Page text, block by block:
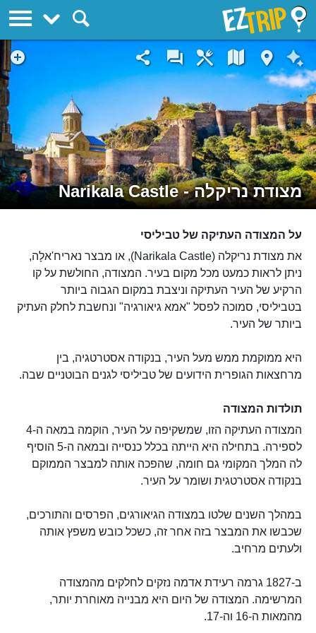
מצודת נריקלה - Narikala Castle
על המצודה העתיקה של טביליסי
את מצודת נריקלה (Narikala Castle), או מבצר נאריח'אלָה,
ניתן לראות כמעט מכל מקום בעיר. המצודה, החולשת על קו
הרקיע של העיר העתיקה וניצבת במקום הגבוה ביותר
בטביליסי, סמוכה לפסל "אמא גיאורגיה" ונחשבת לחלק העתיק
ביותר של העיר.
היא ממוקמת ממש מעל העיר, בנקודה אסטרטגיה, בין
מרחצאות הגופרית הידועים של טביליסי לגנים הבוטניים שבה.
תולדות המצודה
המצודה העתיקה הזו, שמשקיפה על העיר, הוקמה במאה ה-4
לספירה. בתחילה היא הייתה בכלל כנסייה ובמאה ה-5 הוסיף
לה המלך המקומי גם חומה, שהפכה אותה למבצר הממוקם
בנקודה אסטרטגית ושומר על העיר.
במהלך השנים שלטו במצודה הגיאורגים, הפרסים והתורכים,
שכבשו את המבצר בזה אחר זה, כשכל כובש משפץ אותה
ולעתים מרחיב.
ב-1827 גרמה רעידת אדמה נזקים לחלקים מהמצודה
המרשימה. המצודה של היום היא מבנייה מאוחרת יותר,
מהמאות ה-16 וה-17.
EZTrip